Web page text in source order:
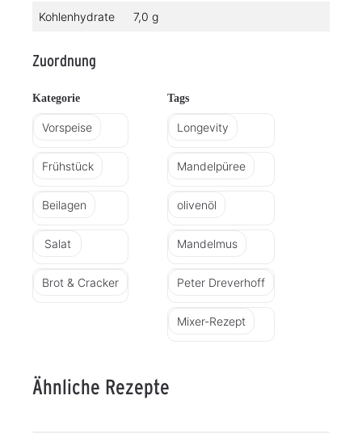
Kohlenhydrate 7,0 g
Zuordnung
Kategorie
Vorspeise
Frühstück
Beilagen
Salat
Brot & Cracker
Tags
Longevity
Mandelpüree
olivenöl
Mandelmus
Peter Dreverhoff
Mixer-Rezept
Ähnliche Rezepte